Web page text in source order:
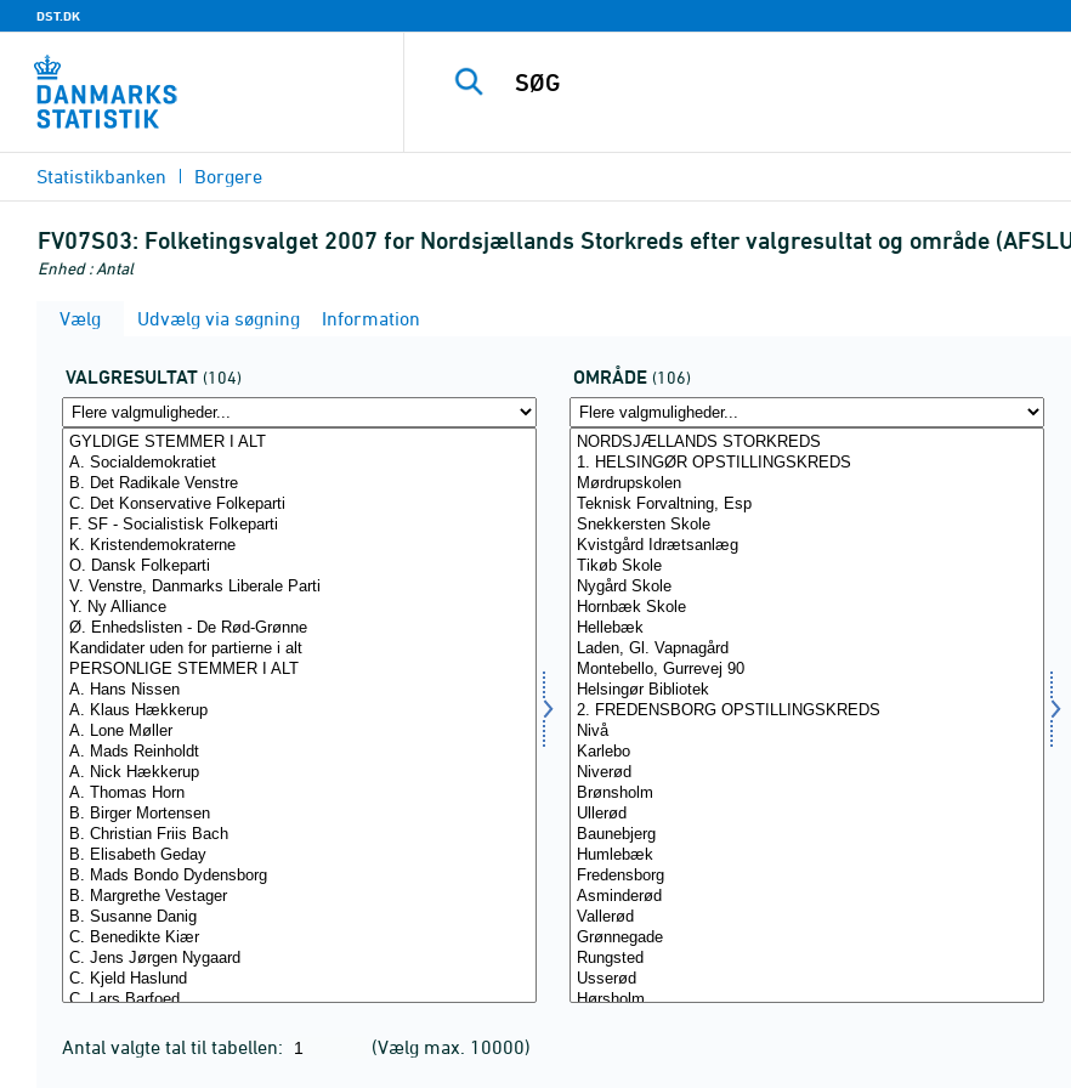
DST.DK
Statistikbanken Borgere
FV07S03: Folketingsvalget 2007 for Nordsjællands Storkreds efter valgresultat og område
Enhed : Antal
Vælg Udvælg via søgning Information
VALGRESULTAT (104) OMRÅDE (106)
Antal valgte tal til tabellen: (Vælg max. 10000)